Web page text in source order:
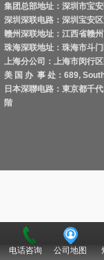
集团总部地址：深圳市宝
深圳深联电路：深圳宝安
赣州深联地址：江西省赣
珠海深联地址：珠海市斗
上海分公司：上海市闵行
美 国 办 事 处：689,
日本深聯电路：東京都千
階
电话咨询 公司地图